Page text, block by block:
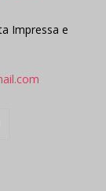
Impressa e